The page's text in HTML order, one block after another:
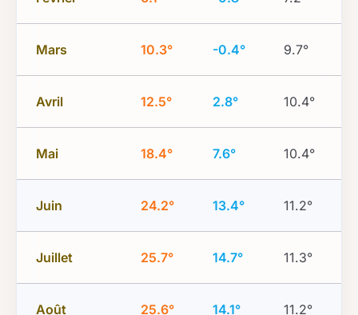
Mars 10.3° -0.4° 9.7°
Avril 12.5° 2.8° 10.4°
Mai 18.4° 7.6° 10.4°
Juin 24.2° 13.4° 11.2°
Juillet 25.7° 14.7° 11.3°
Août 25.6° 14.1° 11.2°